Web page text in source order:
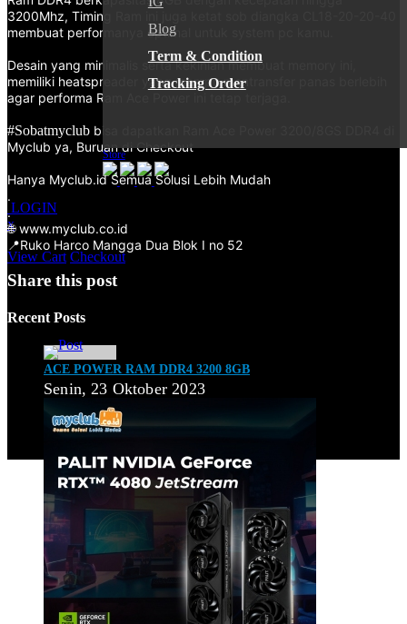
Blog
Term & Condition
Tracking Order
Store
LOGIN
x
Shopping Cart
View Cart Checkout
3200Mhz, Timing Ram ini juga ketat sob diangka CL18-20-20-40
membuat performanya optimal untuk system pc kamu.
Desain yang minimalis serta kekinian membuat memory ini,
memiliki heatspreader yang mampu mentransfer panas berlebih
agar performa Ram Ace Power ini tetap terjaga.
#Sobatmyclub bisa dapatkan Ram Ace Power 3200/8GS DDR4 di
Myclub ya, Buruan di Checkout
Hanya Myclub.id Semua Solusi Lebih Mudah
.
.
🌐 www.myclub.co.id
📍Ruko Harco Mangga Dua Blok I no 52
Share this post
Recent Posts
ACE POWER RAM DDR4 3200 8GB
Senin, 23 Oktober 2023
Product
Company